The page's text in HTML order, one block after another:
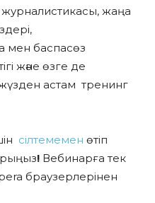
жаңа
мен баспасөз
және өзге де
астам тренинг
сілтемемен өтіп
! Вебинарға тек
браузерлерінен